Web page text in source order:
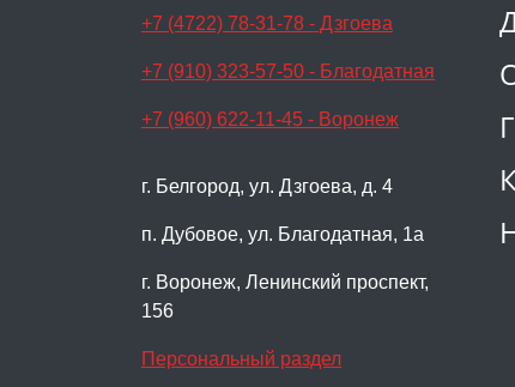
+7 (4722) 78-31-78 - Дзгоева
+7 (910) 323-57-50 - Благодатная
+7 (960) 622-11-45 - Воронеж
г. Белгород, ул. Дзгоева, д. 4
п. Дубовое, ул. Благодатная, 1а
г. Воронеж, Ленинский проспект,
156
Персональный раздел